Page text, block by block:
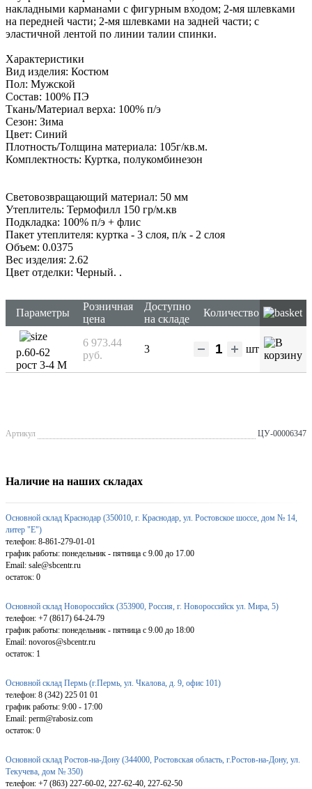
накладными карманами с фигурным входом; 2-мя шлевками
на передней части; 2-мя шлевками на задней части; с
эластичной лентой по линии талии спинки.
Характеристики
Вид изделия: Костюм
Пол: Мужской
Состав: 100% ПЭ
Ткань/Материал верха: 100% п/э
Сезон: Зима
Цвет: Синий
Плотность/Толщина материала: 105г/кв.м.
Комплектность: Куртка, полукомбинезон
Световозвращающий материал: 50 мм
Утеплитель: Термофилл 150 гр/м.кв
Подкладка: 100% п/э + флис
Пакет утеплителя: куртка - 3 слоя, п/к - 2 слоя
Объем: 0.0375
Вес изделия: 2.62
Цвет отделки: Черный. .
Параметры
Розничная
цена
Доступно
на складе
Количество
р.60-62
рост 3-4 М
6 973.44
руб.
3 шт
Артикул ЦУ-00006347
Наличие на наших складах
Основной склад Краснодар (350010, г. Краснодар, ул. Ростовское шоссе, дом № 14,
литер "Е")
телефон: 8-861-279-01-01
график работы: понедельник - пятница с 9.00 до 17.00
Email: sale@sbcentr.ru
остаток: 0
Основной склад Новороссийск (353900, Россия, г. Новороссийск ул. Мира, 5)
телефон: +7 (8617) 64-24-79
график работы: понедельник - пятница с 9.00 до 18:00
Email: novoros@sbcentr.ru
остаток: 1
Основной склад Пермь (г.Пермь, ул. Чкалова, д. 9, офис 101)
телефон: 8 (342) 225 01 01
график работы: 9:00 - 17:00
Email: perm@rabosiz.com
остаток: 0
Основной склад Ростов-на-Дону (344000, Ростовская область, г.Ростов-на-Дону, ул.
Текучева, дом № 350)
телефон: +7 (863) 227-60-02, 227-62-40, 227-62-50